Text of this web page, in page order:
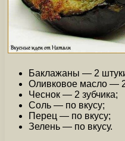
Баклажаны — 2
Оливковое масло —
Чеснок — 2 зубчика;
Соль — по вкусу;
Перец — по вкусу;
Зелень — по вкусу.